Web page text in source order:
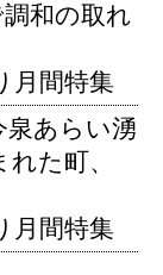
和の取れ
月間特集
泉あらい湧
た町、
月間特集